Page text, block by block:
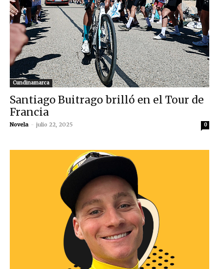
Cundinamarca
Santiago Buitrago brilló en el Tour de
Francia
Novela - julio 22, 2025 0